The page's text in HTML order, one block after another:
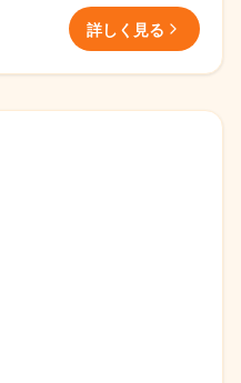
詳しく見る